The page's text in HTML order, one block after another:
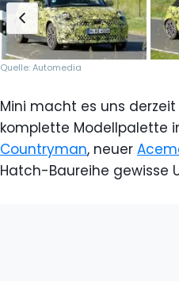
Quelle: Automedia
Mini macht es uns
komplette Modellpalette
Countryman, neuer
Hatch-Baureihe gewisse